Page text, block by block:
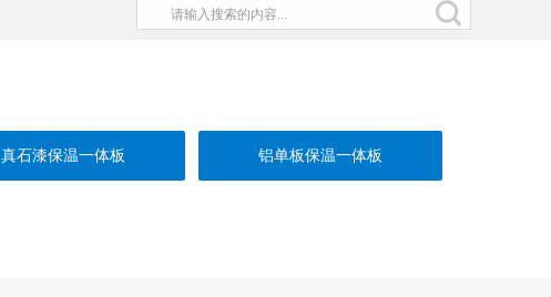
真石漆保温一体板 铝单板保温一体板